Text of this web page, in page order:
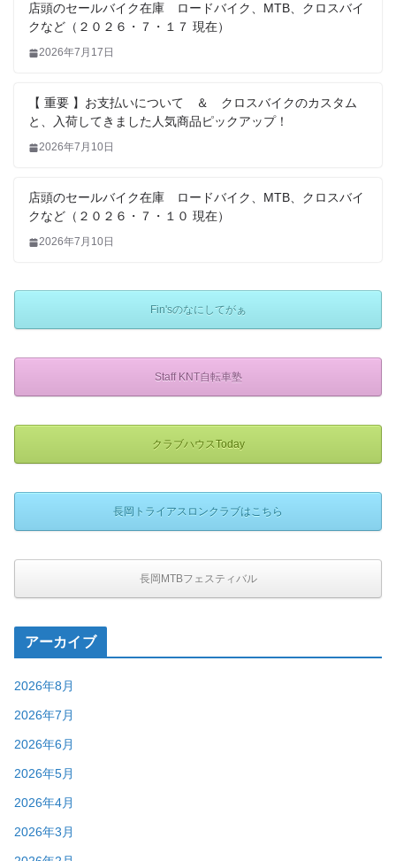
店頭のセールバイク在庫 ロードバイク、MTB、クロスバイ
クなど（２０２６・７・１７ 現在）
2026年7月17日
【 重要 】お支払いについて ＆ クロスバイクのカスタム
と、入荷してきました人気商品ピックアップ！
2026年7月10日
店頭のセールバイク在庫 ロードバイク、MTB、クロスバイ
クなど（２０２６・７・１０ 現在）
2026年7月10日
Fin'sのなにしてがぁ
Staff KNT自転車塾
クラブハウスToday
長岡トライアスロンクラブはこちら
長岡MTBフェスティバル
アーカイブ
2026年8月
2026年7月
2026年6月
2026年5月
2026年4月
2026年3月